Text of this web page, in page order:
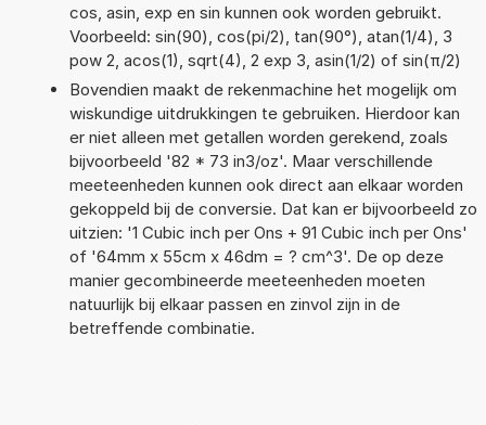
cos, asin, exp en sin kunnen ook worden gebruikt.
Voorbeeld: sin(90), cos(pi/2), tan(90°), atan(1/4), 3
pow 2, acos(1), sqrt(4), 2 exp 3, asin(1/2) of sin(π/2)
Bovendien maakt de rekenmachine het mogelijk om
wiskundige uitdrukkingen te gebruiken. Hierdoor kan
er niet alleen met getallen worden gerekend, zoals
bijvoorbeeld '82 * 73 in3/oz'. Maar verschillende
meeteenheden kunnen ook direct aan elkaar worden
gekoppeld bij de conversie. Dat kan er bijvoorbeeld zo
uitzien: '1 Cubic inch per Ons + 91 Cubic inch per Ons'
of '64mm x 55cm x 46dm = ? cm^3'. De op deze
manier gecombineerde meeteenheden moeten
natuurlijk bij elkaar passen en zinvol zijn in de
betreffende combinatie.